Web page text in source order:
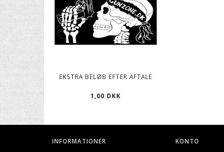
EKSTRA BELØB EFTER AFTALE
1,00 DKK
INFORMATIONER KONTO